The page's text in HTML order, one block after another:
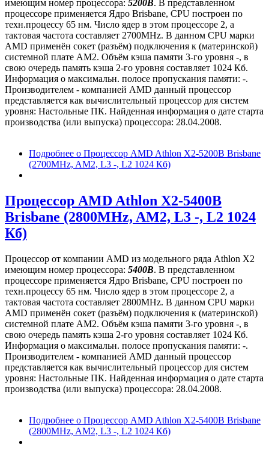
имеющим номер процессора: 5200B. В представленном
процессоре применяется Ядро Brisbane, CPU построен по
техн.процессу 65 нм. Число ядер в этом процессоре 2, а
тактовая частота составляет 2700MHz. В данном CPU марки
AMD применён сокет (разъём) подключения к (материнской)
системной плате AM2. Объём кэша памяти 3-го уровня -, в
свою очередь память кэша 2-го уровня составляет 1024 Кб.
Информация о максимальн. полосе пропускания памяти: -.
Производителем - компанией AMD данный процессор
представляется как вычислительный процессор для систем
уровня: Настольные ПК. Найденная информация о дате старта
производства (или выпуска) процессора: 28.04.2008.
Подробнее о Процессор AMD Athlon X2-5200B Brisbane
(2700MHz, AM2, L3 -, L2 1024 Кб)
Процессор AMD Athlon X2-5400B
Brisbane (2800MHz, AM2, L3 -, L2 1024
Кб)
Процессор от компании AMD из модельного ряда Athlon X2
имеющим номер процессора: 5400B. В представленном
процессоре применяется Ядро Brisbane, CPU построен по
техн.процессу 65 нм. Число ядер в этом процессоре 2, а
тактовая частота составляет 2800MHz. В данном CPU марки
AMD применён сокет (разъём) подключения к (материнской)
системной плате AM2. Объём кэша памяти 3-го уровня -, в
свою очередь память кэша 2-го уровня составляет 1024 Кб.
Информация о максимальн. полосе пропускания памяти: -.
Производителем - компанией AMD данный процессор
представляется как вычислительный процессор для систем
уровня: Настольные ПК. Найденная информация о дате старта
производства (или выпуска) процессора: 28.04.2008.
Подробнее о Процессор AMD Athlon X2-5400B Brisbane
(2800MHz, AM2, L3 -, L2 1024 Кб)